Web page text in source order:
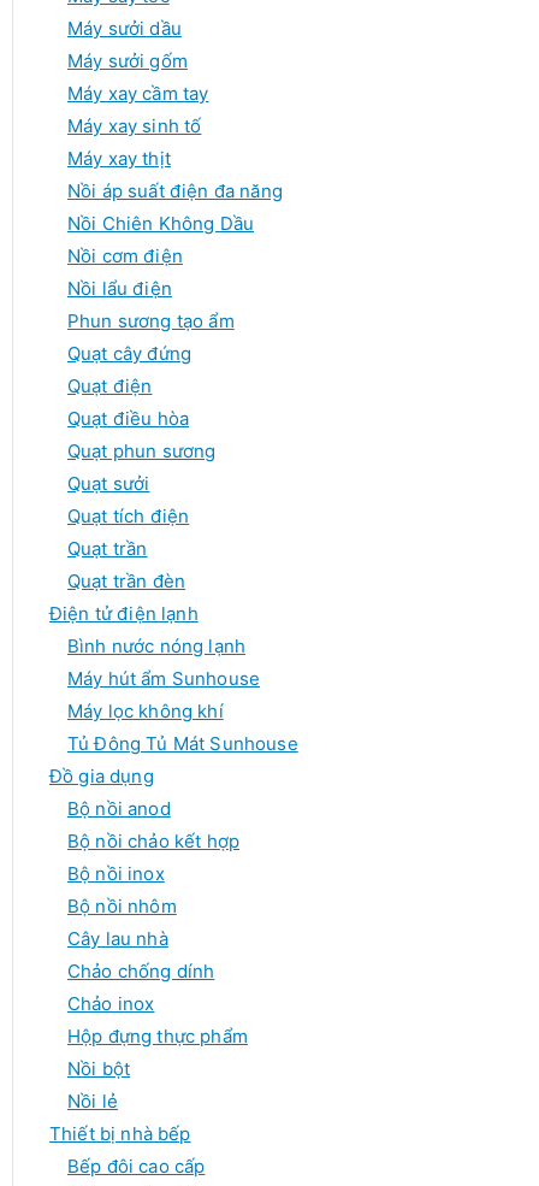
Máy sưởi dầu
Máy sưởi gốm
Máy xay cầm tay
Máy xay sinh tố
Máy xay thịt
Nồi áp suất điện đa năng
Nồi Chiên Không Dầu
Nồi cơm điện
Nồi lẩu điện
Phun sương tạo ẩm
Quạt cây đứng
Quạt điện
Quạt điều hòa
Quạt phun sương
Quạt sưởi
Quạt tích điện
Quạt trần
Quạt trần đèn
Điện tử điện lạnh
Bình nước nóng lạnh
Máy hút ẩm Sunhouse
Máy lọc không khí
Tủ Đông Tủ Mát Sunhouse
Đồ gia dụng
Bộ nồi anod
Bộ nồi chảo kết hợp
Bộ nồi inox
Bộ nồi nhôm
Cây lau nhà
Chảo chống dính
Chảo inox
Hộp đựng thực phẩm
Nồi bột
Nồi lẻ
Thiết bị nhà bếp
Bếp đôi cao cấp